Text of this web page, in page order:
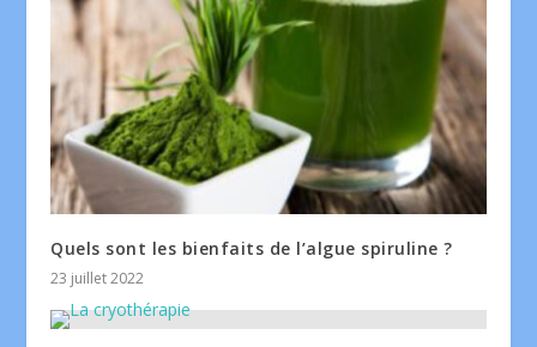
Quels sont les bienfaits de l’algue spiruline ?
23 juillet 2022